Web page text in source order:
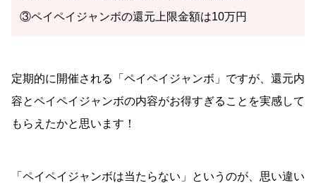
③ペイペイジャンボの還元上限金額は10万円
定期的に開催される「ペイペイジャンボ」ですが、還元内
容とペイペイジャンボの内容がお得すぎることを実感して
もらえたかと思います！
「ペイペイジャンボは当たらない」というのが、思い違い